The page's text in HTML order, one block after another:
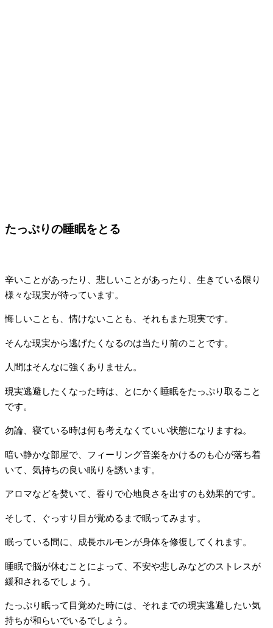
たっぷりの睡眠をとる
辛いことがあったり、悲しいことがあったり、生きている限り
様々な現実が待っています。
悔しいことも、情けないことも、それもまた現実です。
そんな現実から逃げたくなるのは当たり前のことです。
人間はそんなに強くありません。
現実逃避したくなった時は、とにかく睡眠をたっぷり取ること
です。
勿論、寝ている時は何も考えなくていい状態になりますね。
暗い静かな部屋で、フィーリング音楽をかけるのも心が落ち着
いて、気持ちの良い眠りを誘います。
アロマなどを焚いて、香りで心地良さを出すのも効果的です。
そして、ぐっすり目が覚めるまで眠ってみます。
眠っている間に、成長ホルモンが身体を修復してくれます。
睡眠で脳が休むことによって、不安や悲しみなどのストレスが
緩和されるでしょう。
たっぷり眠って目覚めた時には、それまでの現実逃避したい気
持ちが和らいでいるでしょう。